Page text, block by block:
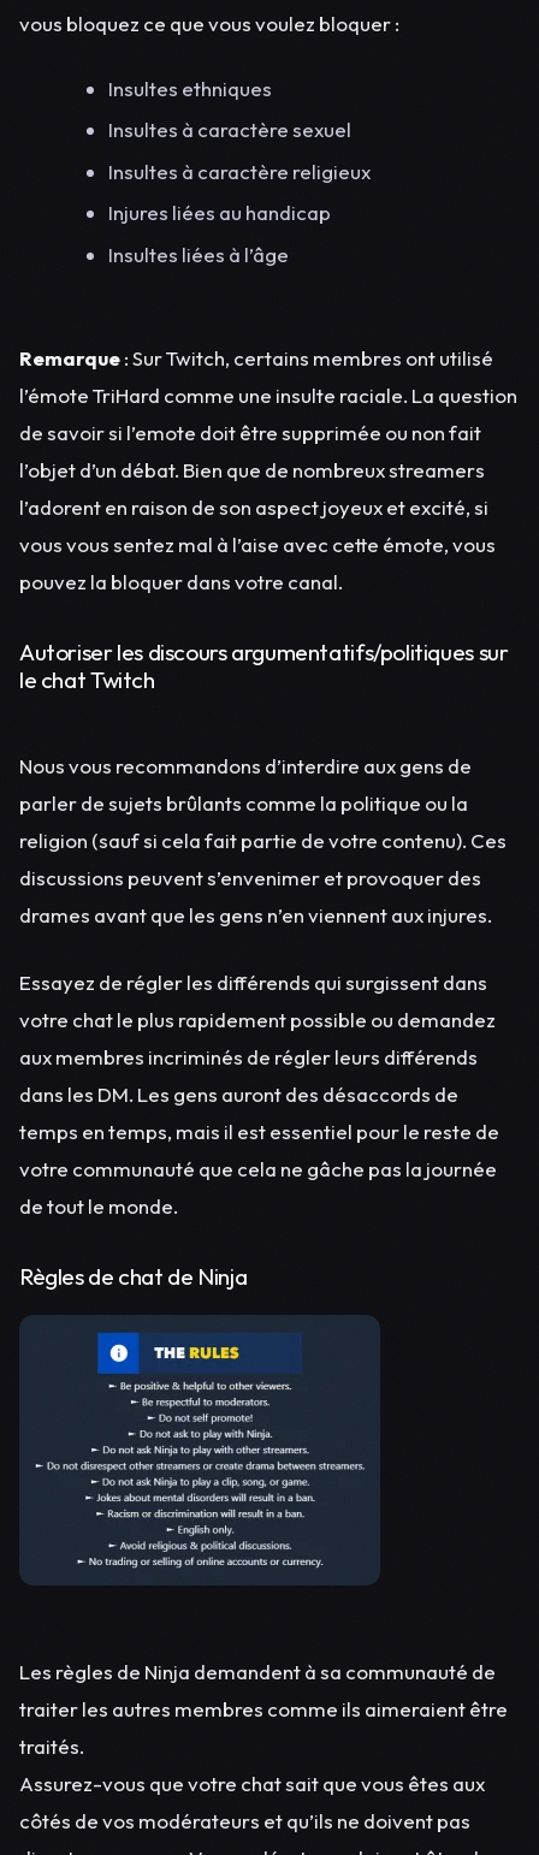
vous bloquez ce que vous voulez bloquer :
Insultes ethniques
Insultes à caractère sexuel
Insultes à caractère religieux
Injures liées au handicap
Insultes liées à l’âge
Remarque: Sur Twitch, certains membres ont utilisé
l’émote TriHard comme une insulte raciale. La question
de savoir si l’emote doit être supprimée ou non fait
l’objet d’un débat. Bien que de nombreux streamers
l’adorent en raison de son aspect joyeux et excité, si
vous vous sentez mal à l’aise avec cette émote, vous
pouvez la bloquer dans votre canal.
Autoriser les discours argumentatifs/politiques sur
le chat Twitch
Nous vous recommandons d’interdire aux gens de
parler de sujets brûlants comme la politique ou la
religion (sauf si cela fait partie de votre contenu). Ces
discussions peuvent s’envenimer et provoquer des
drames avant que les gens n’en viennent aux injures.
Essayez de régler les différends qui surgissent dans
votre chat le plus rapidement possible ou demandez
aux membres incriminés de régler leurs différends
dans les DM. Les gens auront des désaccords de
temps en temps, mais il est essentiel pour le reste de
votre communauté que cela ne gâche pas la journée
de tout le monde.
Règles de chat de Ninja
Les règles de Ninja demandent à sa communauté de
traiter les autres membres comme ils aimeraient être
traités.
Assurez-vous que votre chat sait que vous êtes aux
côtés de vos modérateurs et qu’ils ne doivent pas